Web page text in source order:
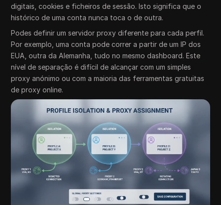
digitais, cookies e ficheiros de sessão. Isto significa que o
histórico de uma conta nunca toca o de outra.
Podes definir um servidor proxy diferente para cada perfil.
Por exemplo, uma conta pode correr a partir de um IP dos
EUA, outra da Alemanha, tudo no mesmo dashboard. Este
nível de separação é difícil de alcançar com um simples
proxy anónimo ou com a maioria das ferramentas gratuitas
de proxy online.